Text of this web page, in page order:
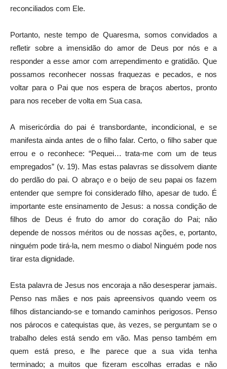
reconciliados com Ele.
Portanto, neste tempo de Quaresma, somos convidados a
refletir sobre a imensidão do amor de Deus por nós e a
responder a esse amor com arrependimento e gratidão. Que
possamos reconhecer nossas fraquezas e pecados, e nos
voltar para o Pai que nos espera de braços abertos, pronto
para nos receber de volta em Sua casa.
A misericórdia do pai é transbordante, incondicional, e se
manifesta ainda antes de o filho falar. Certo, o filho saber que
errou e o reconhece: “Pequei… trata-me com um de teus
empregados” (v. 19). Mas estas palavras se dissolvem diante
do perdão do pai. O abraço e o beijo de seu papai os fazem
entender que sempre foi considerado filho, apesar de tudo. É
importante este ensinamento de Jesus: a nossa condição de
filhos de Deus é fruto do amor do coração do Pai; não
depende de nossos méritos ou de nossas ações, e, portanto,
ninguém pode tirá-la, nem mesmo o diabo! Ninguém pode nos
tirar esta dignidade.
Esta palavra de Jesus nos encoraja a não desesperar jamais.
Penso nas mães e nos pais apreensivos quando veem os
filhos distanciando-se e tomando caminhos perigosos. Penso
nos párocos e catequistas que, às vezes, se perguntam se o
trabalho deles está sendo em vão. Mas penso também em
quem está preso, e lhe parece que a sua vida tenha
terminado; a muitos que fizeram escolhas erradas e não